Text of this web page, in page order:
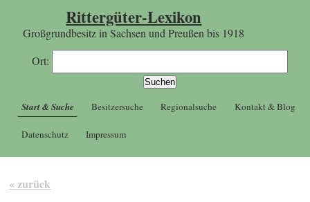
Rittergüter-Lexikon
Großgrundbesitz in Sachsen und Preußen bis 1918
Ort:
Start & Suche Besitzersuche Regionalsuche Kontakt & Blog
Datenschutz Impressum
« zurück